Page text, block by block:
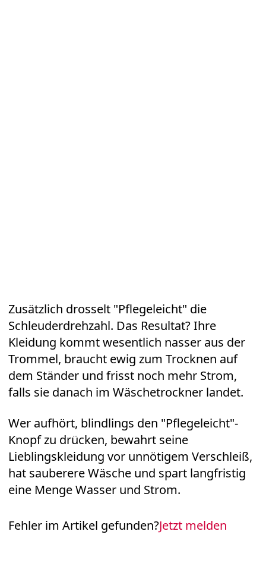
Zusätzlich drosselt "Pflegeleicht" die
Schleuderdrehzahl. Das Resultat? Ihre
Kleidung kommt wesentlich nasser aus der
Trommel, braucht ewig zum Trocknen auf
dem Ständer und frisst noch mehr Strom,
falls sie danach im Wäschetrockner landet.
Wer aufhört, blindlings den "Pflegeleicht"-
Knopf zu drücken, bewahrt seine
Lieblingskleidung vor unnötigem Verschleiß,
hat sauberere Wäsche und spart langfristig
eine Menge Wasser und Strom.
Fehler im Artikel gefunden?Jetzt melden